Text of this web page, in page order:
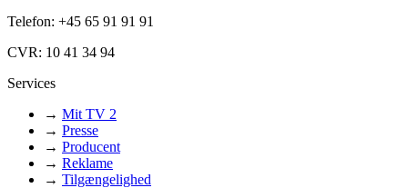
Telefon: +45 65 91 91 91
CVR: 10 41 34 94
Services
→ Mit TV 2
→ Presse
→ Producent
→ Reklame
→ Tilgængelighed